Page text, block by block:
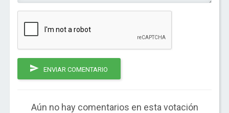
ENVIAR COMENTARIO
Aún no hay comentarios en esta votación